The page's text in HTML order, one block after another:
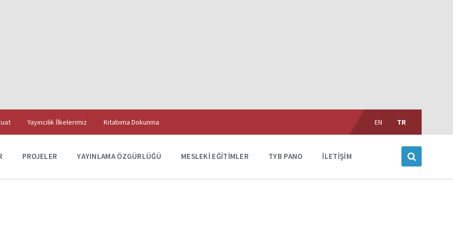
Yayıncılık İlkelerimiz
Kitabıma Dokunma
Choose
language:
EN TR
PROJELER YAYINLAMA ÖZGÜRLÜĞÜ MESLEKI EĞITIMLER TYB PANO İLETIŞIM